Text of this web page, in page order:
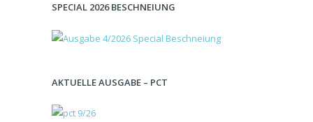
SPECIAL 2026 BESCHNEIUNG
AKTUELLE AUSGABE – PCT